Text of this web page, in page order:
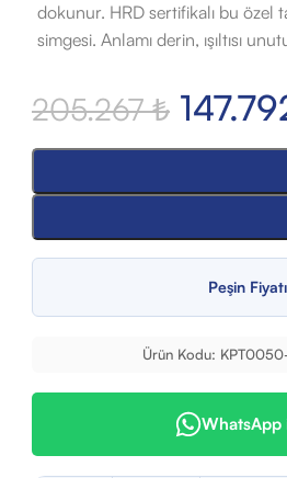
dokunur. HRD sertifikalı bu özel
simgesi. Anlamı derin, ışıltısı
205.267₺
Peşin
Ürün Kodu: